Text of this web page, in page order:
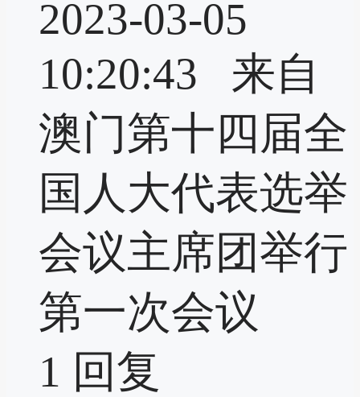
2023-03-05
10:20:43 来自
澳门第十四届全
国人大代表选举
会议主席团举行
第一次会议
1 回复